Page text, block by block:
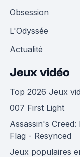
Obsession
L'Odyssée
Actualité
Jeux vidéo
Top 2026 Jeux
007 First Light
Assassin's Creed:
Flag - Resynced
Jeux populaires